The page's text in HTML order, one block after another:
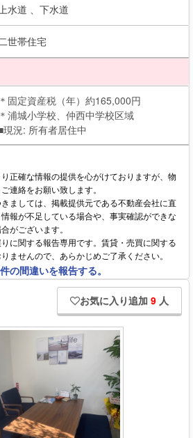
水道 、 下水道
世帯住宅
＊固定資産税（年）約165,000円
＊浦城小学校、仲西中学校区域
現況: 所有者居住中
正確な情報の提供を心がけておりますが、物
連絡をお願い致します。
ましては、掲載提供元である不動産会社に直
報が不足している場合や、事実確認ができな
がございます。
に関する報告専用です。賃貸・売買に関する
ませんので、あらかじめご了承ください。
の間違いを報告する。
お気に入り追加 9 人